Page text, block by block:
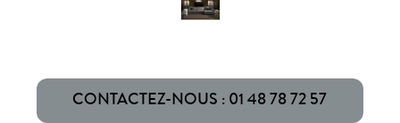
CONTACTEZ-NOUS : 01 48 78 72 57